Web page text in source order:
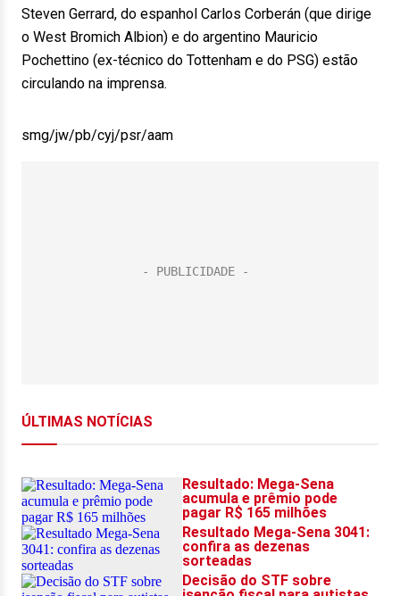
Steven Gerrard, do espanhol Carlos Corberán (que dirige
o West Bromich Albion) e do argentino Mauricio
Pochettino (ex-técnico do Tottenham e do PSG) estão
circulando na imprensa.
smg/jw/pb/cyj/psr/aam